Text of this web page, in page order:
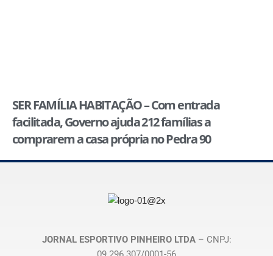
SER FAMÍLIA HABITAÇÃO – Com entrada
facilitada, Governo ajuda 212 famílias a
comprarem a casa própria no Pedra 90
JORNAL ESPORTIVO PINHEIRO LTDA– CNPJ: